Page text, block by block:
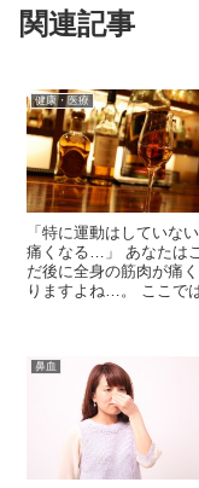
関連記事
健康・医療
「特に運動はしていな
痛くなる…」 あなたは
だ後に全身の筋肉が痛
りますよね…。 ここで
鼻血